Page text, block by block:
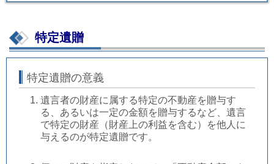
特定遺贈
特定遺贈の意義
遺言者の財産に属する特定の不動産を贈与す
る、あるいは一定の金額を贈与するなど、遺言
で特定の財産（財産上の利益を含む）を他人に
与えるのが特定遺贈です。